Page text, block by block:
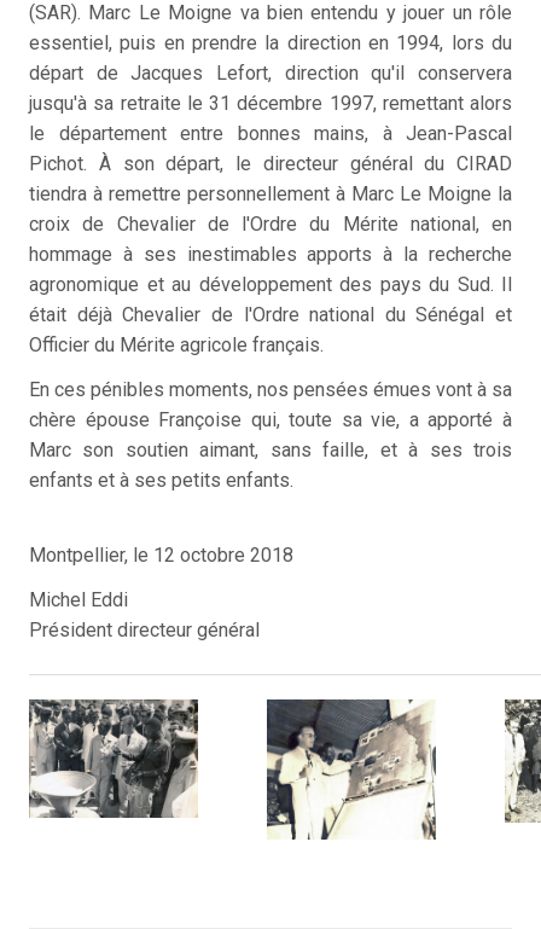
(SAR). Marc Le Moigne va bien entendu y jouer un rôle
essentiel, puis en prendre la direction en 1994, lors du
départ de Jacques Lefort, direction qu'il conservera
jusqu'à sa retraite le 31 décembre 1997, remettant alors
le département entre bonnes mains, à Jean-Pascal
Pichot. À son départ, le directeur général du CIRAD
tiendra à remettre personnellement à Marc Le Moigne la
croix de Chevalier de l'Ordre du Mérite national, en
hommage à ses inestimables apports à la recherche
agronomique et au développement des pays du Sud. Il
était déjà Chevalier de l'Ordre national du Sénégal et
Officier du Mérite agricole français.
En ces pénibles moments, nos pensées émues vont à sa
chère épouse Françoise qui, toute sa vie, a apporté à
Marc son soutien aimant, sans faille, et à ses trois
enfants et à ses petits enfants.
Montpellier, le 12 octobre 2018
Michel Eddi
Président directeur général